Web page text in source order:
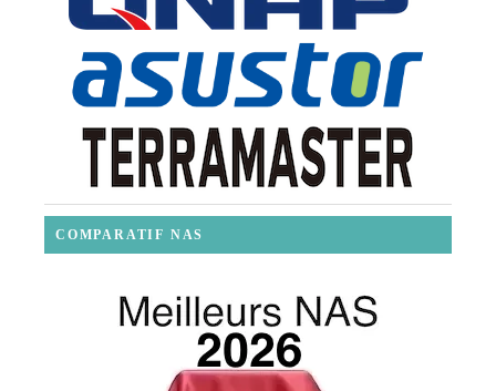
COMPARATIF NAS